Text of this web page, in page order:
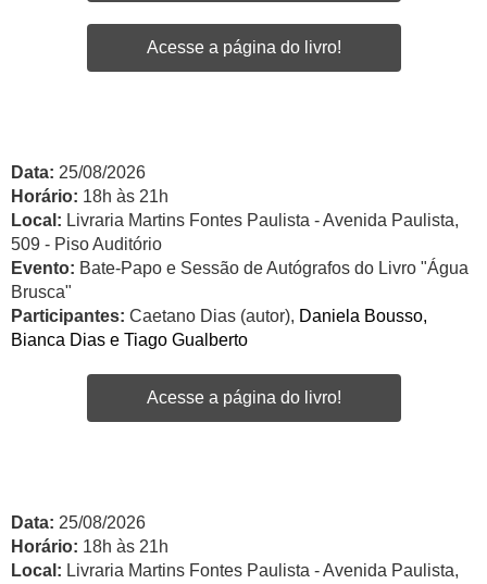
Acesse a página do livro!
Data: 25/08/2026
Horário: 18h às 21h
Local: Livraria Martins Fontes Paulista - Avenida Paulista,
509 - Piso Auditório
Evento: Bate-Papo e Sessão de Autógrafos do Livro "Água
Brusca"
Participantes: Caetano Dias (autor), Daniela Bousso,
Bianca Dias e Tiago Gualberto
Acesse a página do livro!
Data: 25/08/2026
Horário: 18h às 21h
Local: Livraria Martins Fontes Paulista - Avenida Paulista,